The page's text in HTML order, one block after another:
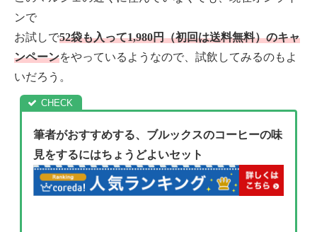
ンで
お試しで52袋も入って1,980円（初回は送料無料）のキャ
ンペーンをやっているようなので、試飲してみるのもよ
いだろう。
筆者がおすすめする、ブルックスのコーヒーの味
見をするにはちょうどよいセット